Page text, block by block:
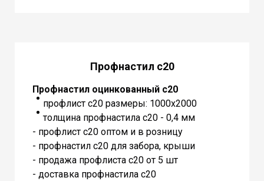
Профнастил с20
Профнастил оцинкованный с20
профлист с20 размеры: 1000х2000
толщина профнастила с20 - 0,4 мм
- профлист с20 оптом и в розницу
- профнастил с20 для забора, крыши
- продажа профлиста с20 от 5 шт
- доставка профнастила с20